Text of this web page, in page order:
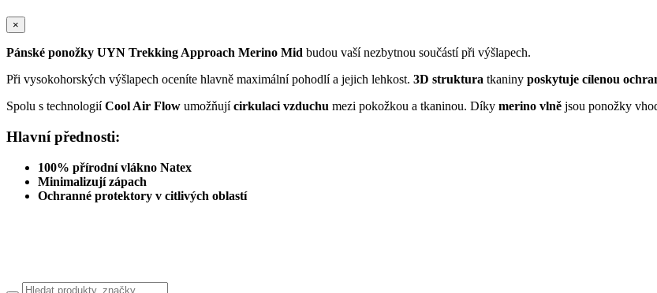
×
Pánské ponožky UYN Trekking Approach Merino Mid budou vaší nezbytnou součástí při výšlapech.
Při vysokohorských výšlapech oceníte hlavně maximální pohodlí a jejich lehkost. 3D struktura tkaniny poskytuje cílenou
Spolu s technologiíCool Air Flow umožňujícirkulaci vzduchu mezi pokožkou a tkaninou. Díky merino vlně jsou ponožky
Hlavní přednosti:
100% přírodní vlákno Natex
Minimalizují zápach
Ochranné protektory v citlivých oblastí